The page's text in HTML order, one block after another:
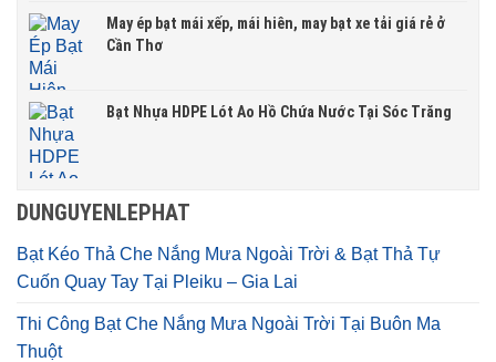
May ép bạt mái xếp, mái hiên, may bạt xe tải giá rẻ ở
Cần Thơ
Bạt Nhựa HDPE Lót Ao Hồ Chứa Nước Tại Sóc Trăng
DUNGUYENLEPHAT
Bạt Kéo Thả Che Nắng Mưa Ngoài Trời & Bạt Thả Tự
Cuốn Quay Tay Tại Pleiku – Gia Lai
Thi Công Bạt Che Nắng Mưa Ngoài Trời Tại Buôn Ma
Thuột